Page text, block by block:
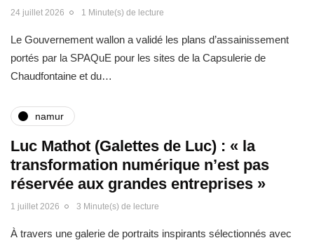
24 juillet 2026 1 Minute(s) de lecture
Le Gouvernement wallon a validé les plans d’assainissement
portés par la SPAQuE pour les sites de la Capsulerie de
Chaudfontaine et du…
namur
Luc Mathot (Galettes de Luc) : « la
transformation numérique n’est pas
réservée aux grandes entreprises »
1 juillet 2026 3 Minute(s) de lecture
À travers une galerie de portraits inspirants sélectionnés avec